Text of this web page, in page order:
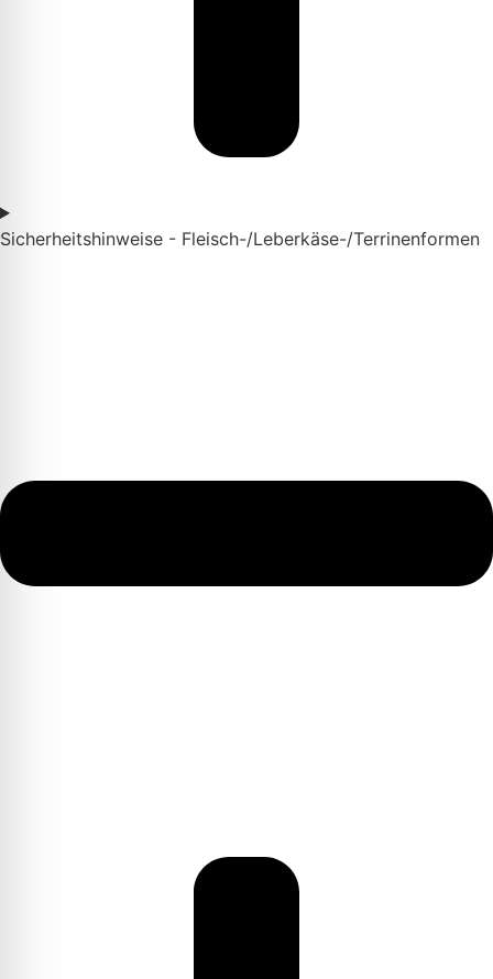
Sicherheitshinweise - Fleisch-/Leberkäse-/Terrinenformen